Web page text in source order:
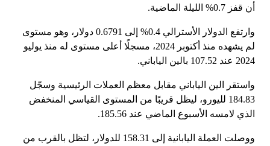
أن قفز 0.7% الليلة الماضية.
وارتفع الدولار الأسترالي 0.4% إلى 0.6791 دولار، وهو مستوى
لم يشهده منذ أكتوبر 2024، مسجلًا أعلى مستوى له منذ يوليو
2024 عند 107.52 بالين الياباني.
واستقر الين الياباني مقابل معظم العملات الرئيسية وسجّل
184.83 لليورو، ليظل قريبًا من المستوى القياسي المنخفض
الذي لامسه الأسبوع الماضي عند 185.56.
ووصلت العملة اليابانية إلى 158.31 للدولار، لتظل بالقرب من